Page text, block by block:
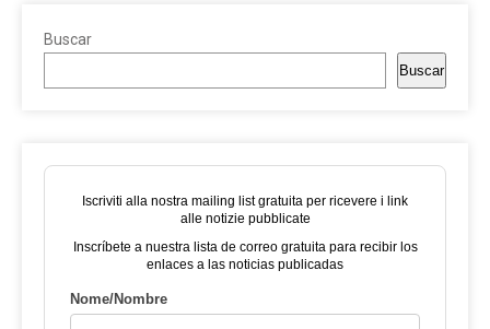
Buscar
Buscar
Iscriviti alla nostra mailing list gratuita per ricevere i link
alle notizie pubblicate
Inscríbete a nuestra lista de correo gratuita para recibir los
enlaces a las noticias publicadas
Nome/Nombre